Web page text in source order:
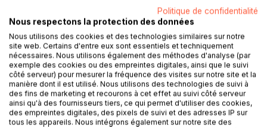
Laisser un avis
DESCRIPTION
Politique de confidentialité
Nous respectons la protection des données
Nous utilisons des cookies et des technologies similaires sur notre
site web. Certains d'entre eux sont essentiels et techniquement
nécessaires. Nous utilisons également des méthodes d'analyse (par
exemple des cookies ou des empreintes digitales, ainsi que le suivi
côté serveur) pour mesurer la fréquence des visites sur notre site et la
manière dont il est utilisé. Nous utilisons des technologies de suivi à
des fins de marketing et recourons à cet effet au suivi côté serveur
ainsi qu'à des fournisseurs tiers, ce qui permet d'utiliser des cookies,
des empreintes digitales, des pixels de suivi et des adresses IP sur
tous les appareils. Nous intégrons également sur notre site des